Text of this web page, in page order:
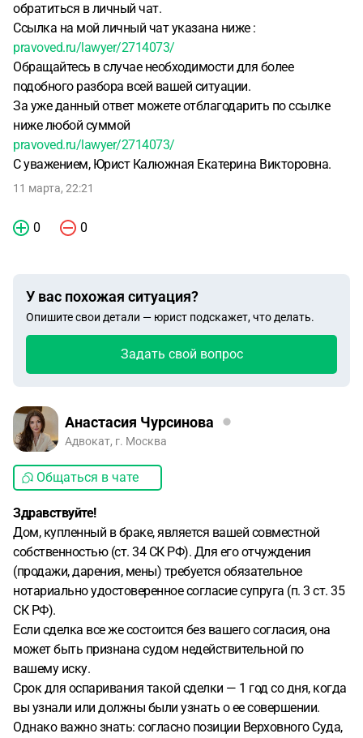
обратиться в личный чат.
Ссылка на мой личный чат указана ниже :
pravoved.ru/lawyer/2714073/
Обращайтесь в случае необходимости для более
подобного разбора всей вашей ситуации.
За уже данный ответ можете отблагодарить по ссылке
ниже любой суммой
pravoved.ru/lawyer/2714073/
С уважением, Юрист Калюжная Екатерина Викторовна.
11 марта, 22:21
0 0
У вас похожая ситуация?
Опишите свои детали — юрист подскажет, что делать.
Задать свой вопрос
Анастасия Чурсинова
Адвокат, г. Москва
Общаться в чате
Здравствуйте!
Дом, купленный в браке, является вашей совместной
собственностью (ст. 34 СК РФ). Для его отчуждения
(продажи, дарения, мены) требуется обязательное
нотариально удостоверенное согласие супруга (п. 3 ст. 35
СК РФ).
Если сделка все же состоится без вашего согласия, она
может быть признана судом недействительной по
вашему иску.
Срок для оспаривания такой сделки — 1 год со дня, когда
вы узнали или должны были узнать о ее совершении.
Однако важно знать: согласно позиции Верховного Суда,